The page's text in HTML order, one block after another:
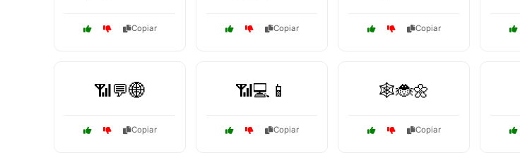
Copiar Copiar Copiar
📶💬🌐
Copiar
📶💻📱
Copiar
🕸️🐞🌼
Copiar